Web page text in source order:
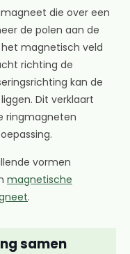
die over een
de polen aan de
magnetisch veld
richting de
kan de
Dit verklaart
ringmagneten
vormen
magnetische
.
samen